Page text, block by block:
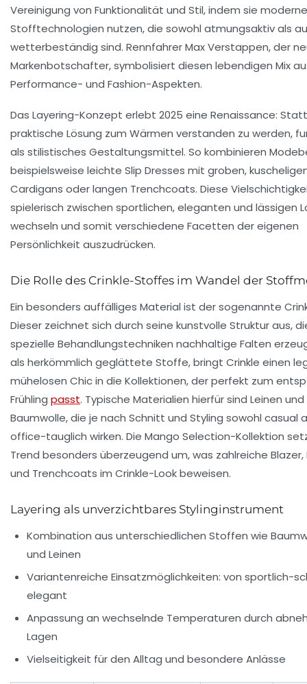
Vereinigung von Funktionalität und Stil, indem sie moderne
Stofftechnologien nutzen, die sowohl atmungsaktiv als
wetterbeständig sind. Rennfahrer Max Verstappen, der
Markenbotschafter, symbolisiert diesen lebendigen Mix
Performance- und Fashion-Aspekten.
Das Layering-Konzept erlebt 2025 eine Renaissance:
praktische Lösung zum Wärmen verstanden zu werden,
als stilistisches Gestaltungsmittel. So kombinieren
beispielsweise leichte Slip Dresses mit groben,
Cardigans oder langen Trenchcoats. Diese
spielerisch zwischen sportlichen, eleganten und lässigen
wechseln und somit verschiedene Facetten der eigenen
Persönlichkeit auszudrücken.
Die Rolle des Crinkle-Stoffes im Wandel der
Ein besonders auffälliges Material ist der sogenannte
Dieser zeichnet sich durch seine kunstvolle Struktur aus,
spezielle Behandlungstechniken nachhaltige Falten
als herkömmlich geglättete Stoffe, bringt Crinkle einen
mühelosen Chic in die Kollektionen, der perfekt zum
Frühling passt. Typische Materialien hierfür sind Leinen und
Baumwolle, die je nach Schnitt und Styling sowohl casual
office-tauglich wirken. Die Mango Selection-Kollektion
Trend besonders überzeugend um, was zahlreiche Blazer,
und Trenchcoats im Crinkle-Look beweisen.
Layering als unverzichtbares Stylinginstrument
Kombination aus unterschiedlichen Stoffen wie
und Leinen
Variantenreiche Einsatzmöglichkeiten: von sportlich-
elegant
Anpassung an wechselnde Temperaturen durch
Lagen
Vielseitigkeit für den Alltag und besondere Anlässe